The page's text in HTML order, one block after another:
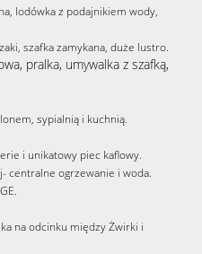
lodówka z podajnikiem wody,
szafka zamykana, duże lustro.
pralka, umywalka z szafką,
sypialnią i kuchnią.
i unikatowy piec kaflowy.
centralne ogrzewanie i woda.
na odcinku między Żwirki i